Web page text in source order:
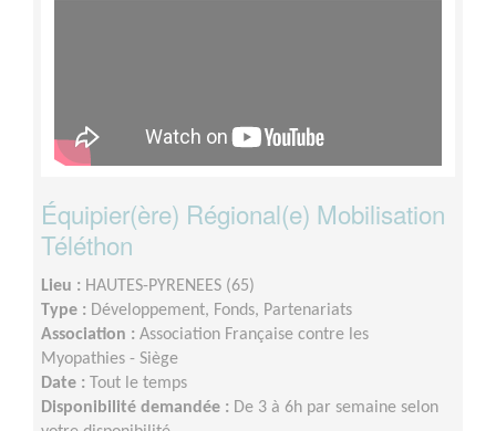
Équipier(ère) Régional(e) Mobilisation
Téléthon
Lieu : HAUTES-PYRENEES (65)
Type : Développement, Fonds, Partenariats
Association : Association Française contre les
Myopathies - Siège
Date :
Tout le temps
Disponibilité demandée : De 3 à 6h par semaine selon